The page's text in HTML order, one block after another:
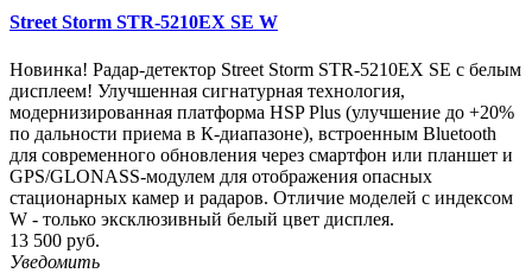
Street Storm STR-5210EX SE W
Новинка! Радар-детектор Street Storm STR-5210EX SE с белым
дисплеем! Улучшенная сигнатурная технология,
модернизированная платформа HSP Plus (улучшение до +20%
по дальности приема в К-диапазоне), встроенным Bluetooth
для современного обновления через смартфон или планшет и
GPS/GLONASS-модулем для отображения опасных
стационарных камер и радаров. Отличие моделей с индексом
W - только эксклюзивный белый цвет дисплея.
13 500 руб.
Уведомить